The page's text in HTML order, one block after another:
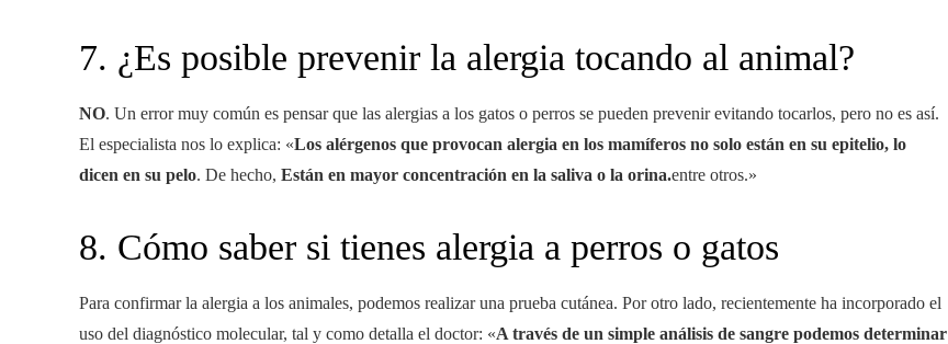
7. ¿Es posible prevenir la alergia tocando al animal?
NO. Un error muy común es pensar que las alergias a los gatos o perros se pueden prevenir evitando tocarlos, pero no es así.
El especialista nos lo explica: «Los alérgenos que provocan alergia en los mamíferos no solo están en su epitelio, lo
dicen en su pelo. De hecho, Están en mayor concentración en la saliva o la orina.entre otros.»
8. Cómo saber si tienes alergia a perros o gatos
Para confirmar la alergia a los animales, podemos realizar una prueba cutánea. Por otro lado, recientemente ha incorporado el
uso del diagnóstico molecular, tal y como detalla el doctor: «A través de un simple análisis de sangre podemos determinar